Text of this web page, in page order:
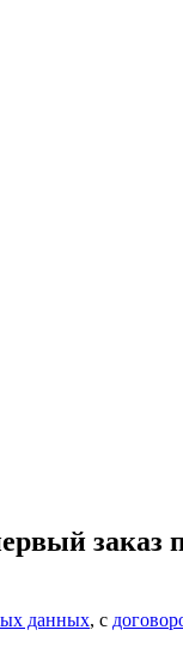
заказ
данных, с